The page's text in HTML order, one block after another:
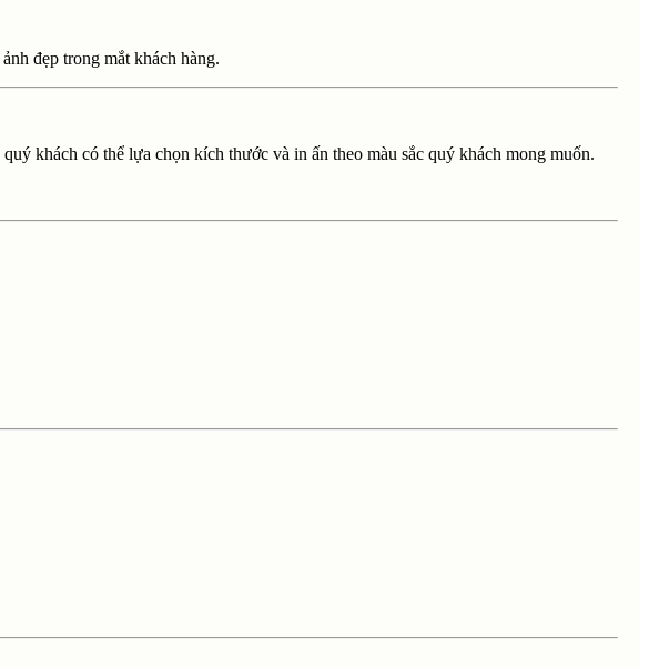
đẹp trong mắt khách hàng.
khách có thể lựa chọn kích thước và in ấn theo màu sắc quý khách mong muốn.